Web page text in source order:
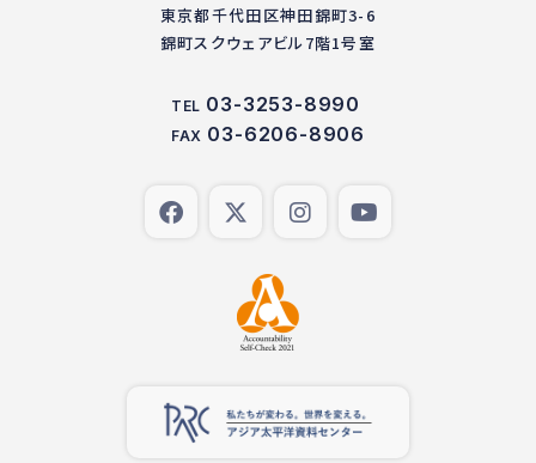
東京都千代田区神田錦町3-6
錦町スクウェアビル7階1号室
TEL 03-3253-8990
FAX 03-6206-8906